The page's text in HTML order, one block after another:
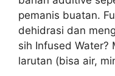
pemanis buatan.
dehidrasi dan
sih Infused Water?
larutan (bisa air,